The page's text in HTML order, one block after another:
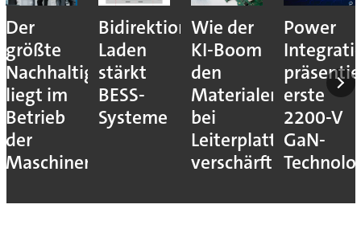
Wie der
KI-Boom
den
Materialengpass
bei
Leiterplatten
verschärft
Power
Integrations
präsentiert
erste
2200-V
Technologie
Neue
Verteidigungsmesse
in
Hannover
Multi-
für
kleine